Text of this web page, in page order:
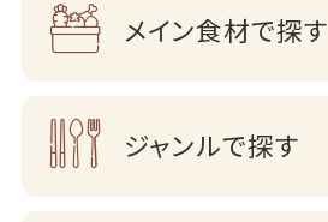
メイン食材で探す
ジャンルで探す